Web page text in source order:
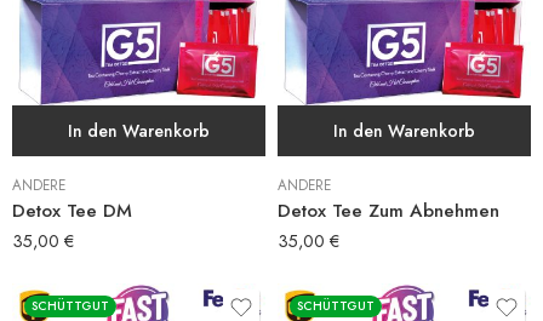
In den Warenkorb
ANDERE
Detox Tee DM
35,00 €
In den Warenkorb
ANDERE
Detox Tee Zum Abnehmen
35,00 €
SCHÜTTGUT SCHÜTTGUT